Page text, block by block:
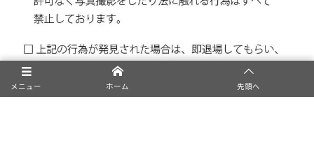
メニュー ホーム 先頭へ